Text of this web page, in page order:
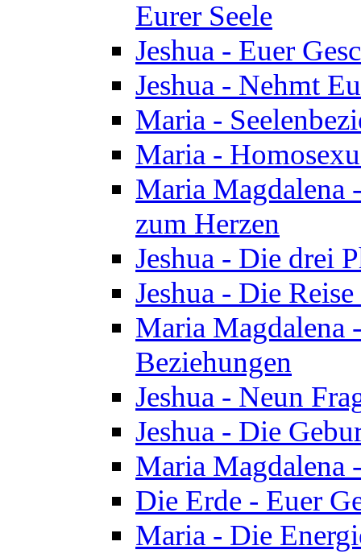
Eurer Seele
Jeshua - Euer
Jeshua - Nehmt
Maria -
Maria -
Maria Magdalena
zum Herzen
Jeshua - Die drei
Jeshua - Die
Maria Magdalena
Beziehungen
Jeshua - Neun
Jeshua - Die
Maria Magdalena
Die Erde - Euer
Maria - Die